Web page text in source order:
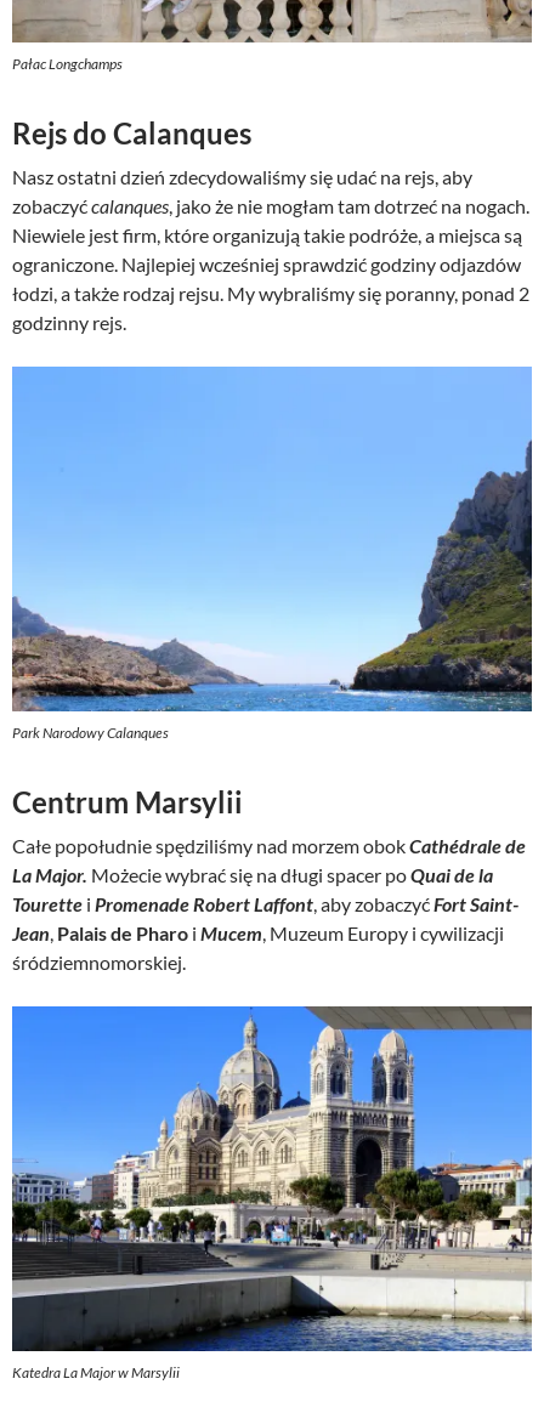
Pałac Longchamps
Rejs do Calanques
Nasz ostatni dzień zdecydowaliśmy się udać na rejs, aby
zobaczyćcalanques, jako że nie mogłam tam dotrzeć na nogach.
Niewiele jest firm, które organizują takie podróże, a miejsca są
ograniczone. Najlepiej wcześniej sprawdzić godziny odjazdów
łodzi, a także rodzaj rejsu. My wybraliśmy się poranny, ponad 2
godzinny rejs.
Park Narodowy Calanques
Centrum Marsylii
Całe popołudnie spędziliśmy nad morzem obokCathédrale de
La Major. Możecie wybrać się na długi spacer poQuai de la
Tourette i Promenade Robert Laffont, aby zobaczyćFort Saint-
Jean, Palais de Pharo i Mucem, Muzeum Europy i cywilizacji
śródziemnomorskiej.
Katedra La Major w Marsylii